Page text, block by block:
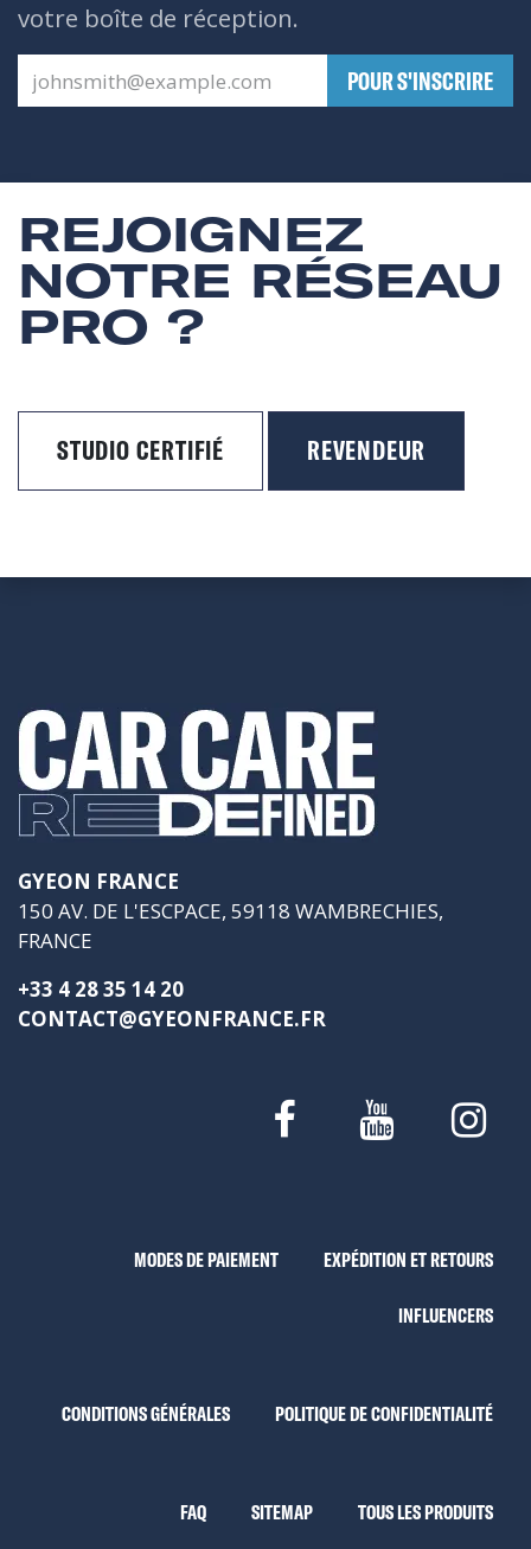
votre boîte de réception.
​POUR S'INSCRIRE
REJOIGNEZ
NOTRE RÉSEAU
PRO ?
STUDIO CERTIFIÉ REVENDEUR
GYEON FRANCE
150 AV. DE L'ESCPACE, 59118 WAMBRECHIES,
FRANCE
+33 4 28 35 14 20
CONTACT@GYEONFRANCE.FR
MODES DE PAIEMENT EXPÉDITION ET RETOURS
INFLUENCERS
CONDITIONS GÉNÉRALES POLITIQUE DE CONFIDENTIALITÉ
FAQ SITEMAP TOUS LES PRODUITS